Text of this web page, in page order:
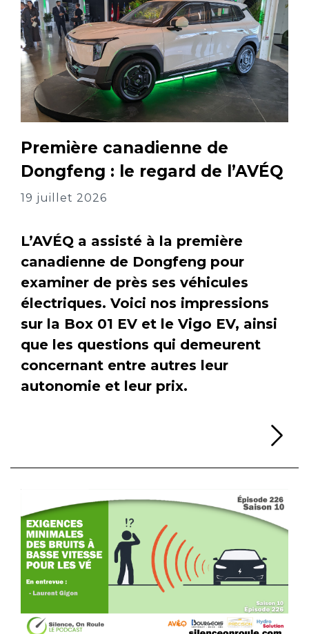
Première canadienne de
Dongfeng : le regard de l’AVÉQ
19 juillet 2026
L’AVÉQ a assisté à la première
canadienne de Dongfeng pour
examiner de près ses véhicules
électriques. Voici nos impressions
sur la Box 01 EV et le Vigo EV, ainsi
que les questions qui demeurent
concernant entre autres leur
autonomie et leur prix.